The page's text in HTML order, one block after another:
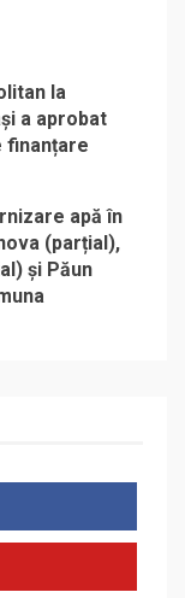
la
a aprobat
finanțare
apă în
(parțial),
și Păun